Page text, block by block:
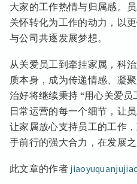
大家的工作热情与归属感。
关怀转化为工作的动力，以
与公司共逐发展梦想。
从关爱员工到牵挂家属，科
质本身，成为传递情感、凝
治好将继续秉持 “用心关爱
日常运营的每一个细节，让
让家属放心支持员工的工作
手前行的强大合力，在发展之
此文章的作者